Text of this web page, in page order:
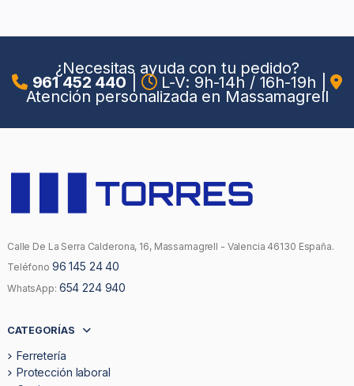
¿Necesitas ayuda con tu pedido?
961 452 440 L-V: 9h-14h / 16h-19h
Atención personalizada en Massamagrell
Calle De La Serra Calderona, 16, Massamagrell - Valencia 46130 España.
Teléfono 96 145 24 40
WhatsApp: 654 224 940
CATEGORÍAS
Ferretería
Protección laboral